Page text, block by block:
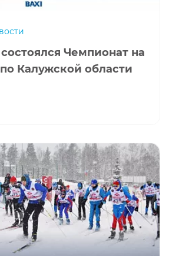
Чемпионат на
Калужской области